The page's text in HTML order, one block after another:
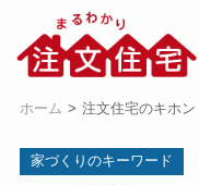
ホーム 注文住宅のキホン
家づくりのキーワード